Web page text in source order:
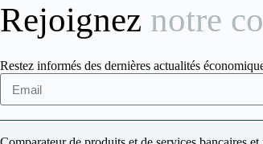
Rejoignez notre
Restez informés des dernières actualités